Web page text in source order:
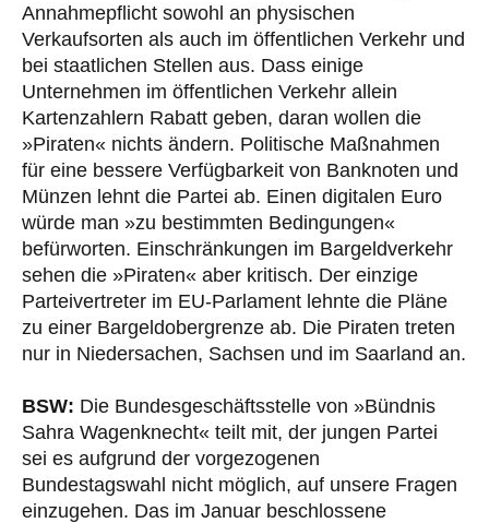
Annahmepflicht sowohl an physischen
Verkaufsorten als auch im öffentlichen Verkehr und
bei staatlichen Stellen aus. Dass einige
Unternehmen im öffentlichen Verkehr allein
Kartenzahlern Rabatt geben, daran wollen die
»Piraten« nichts ändern. Politische Maßnahmen
für eine bessere Verfügbarkeit von Banknoten und
Münzen lehnt die Partei ab. Einen digitalen Euro
würde man »zu bestimmten Bedingungen«
befürworten. Einschränkungen im Bargeldverkehr
sehen die »Piraten« aber kritisch. Der einzige
Parteivertreter im EU-Parlament lehnte die Pläne
zu einer Bargeldobergrenze ab. Die Piraten treten
nur in Niedersachen, Sachsen und im Saarland an.
BSW: Die Bundesgeschäftsstelle von »Bündnis
Sahra Wagenknecht« teilt mit, der jungen Partei
sei es aufgrund der vorgezogenen
Bundestagswahl nicht möglich, auf unsere Fragen
einzugehen. Das im Januar beschlossene